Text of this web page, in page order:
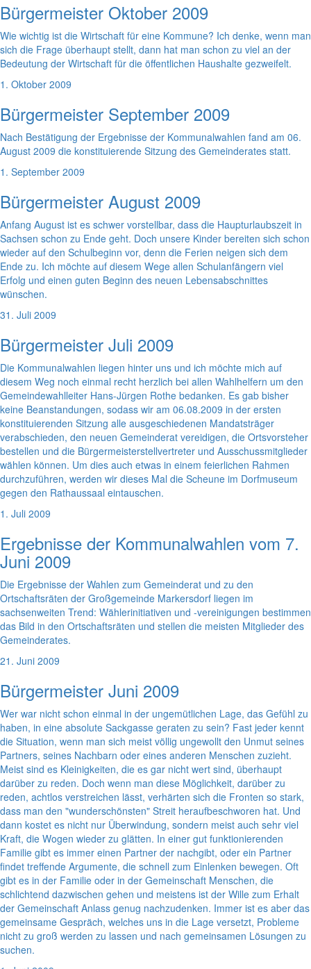
Bürgermeister Oktober 2009
Wie wichtig ist die Wirtschaft für eine Kommune? Ich denke, wenn man
sich die Frage überhaupt stellt, dann hat man schon zu viel an der
Bedeutung der Wirtschaft für die öffentlichen Haushalte gezweifelt.
1. Oktober 2009
Bürgermeister September 2009
Nach Bestätigung der Ergebnisse der Kommunalwahlen fand am 06.
August 2009 die konstituierende Sitzung des Gemeinderates statt.
1. September 2009
Bürgermeister August 2009
Anfang August ist es schwer vorstellbar, dass die Haupturlaubszeit in
Sachsen schon zu Ende geht. Doch unsere Kinder bereiten sich schon
wieder auf den Schulbeginn vor, denn die Ferien neigen sich dem
Ende zu. Ich möchte auf diesem Wege allen Schulanfängern viel
Erfolg und einen guten Beginn des neuen Lebensabschnittes
wünschen.
31. Juli 2009
Bürgermeister Juli 2009
Die Kommunalwahlen liegen hinter uns und ich möchte mich auf
diesem Weg noch einmal recht herzlich bei allen Wahlhelfern um den
Gemeindewahlleiter Hans-Jürgen Rothe bedanken. Es gab bisher
keine Beanstandungen, sodass wir am 06.08.2009 in der ersten
konstituierenden Sitzung alle ausgeschiedenen Mandatsträger
verabschieden, den neuen Gemeinderat vereidigen, die Ortsvorsteher
bestellen und die Bürgermeisterstellvertreter und Ausschussmitglieder
wählen können. Um dies auch etwas in einem feierlichen Rahmen
durchzuführen, werden wir dieses Mal die Scheune im Dorfmuseum
gegen den Rathaussaal eintauschen.
1. Juli 2009
Ergebnisse der Kommunalwahlen vom 7.
Juni 2009
Die Ergebnisse der Wahlen zum Gemeinderat und zu den
Ortschaftsräten der Großgemeinde Markersdorf liegen im
sachsenweiten Trend: Wählerinitiativen und -vereinigungen bestimmen
das Bild in den Ortschaftsräten und stellen die meisten Mitglieder des
Gemeinderates.
21. Juni 2009
Bürgermeister Juni 2009
Wer war nicht schon einmal in der ungemütlichen Lage, das Gefühl zu
haben, in eine absolute Sackgasse geraten zu sein? Fast jeder kennt
die Situation, wenn man sich meist völlig ungewollt den Unmut seines
Partners, seines Nachbarn oder eines anderen Menschen zuzieht.
Meist sind es Kleinigkeiten, die es gar nicht wert sind, überhaupt
darüber zu reden. Doch wenn man diese Möglichkeit, darüber zu
reden, achtlos verstreichen lässt, verhärten sich die Fronten so stark,
dass man den "wunderschönsten" Streit heraufbeschworen hat. Und
dann kostet es nicht nur Überwindung, sondern meist auch sehr viel
Kraft, die Wogen wieder zu glätten. In einer gut funktionierenden
Familie gibt es immer einen Partner der nachgibt, oder ein Partner
findet treffende Argumente, die schnell zum Einlenken bewegen. Oft
gibt es in der Familie oder in der Gemeinschaft Menschen, die
schlichtend dazwischen gehen und meistens ist der Wille zum Erhalt
der Gemeinschaft Anlass genug nachzudenken. Immer ist es aber das
gemeinsame Gespräch, welches uns in die Lage versetzt, Probleme
nicht zu groß werden zu lassen und nach gemeinsamen Lösungen zu
suchen.